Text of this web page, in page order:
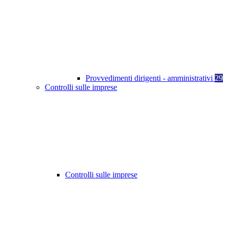
Provvedimenti dirigenti - amministrativi 29
Controlli sulle imprese
Controlli sulle imprese